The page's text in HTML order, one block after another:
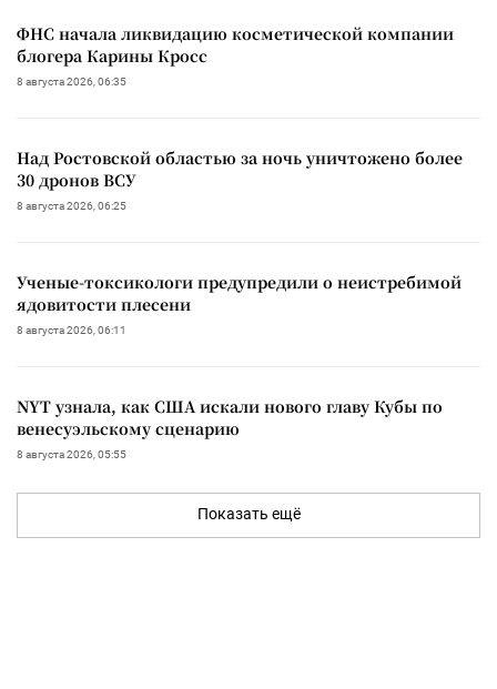
ФНС начала ликвидацию косметической компании
блогера Карины Кросс
8 августа 2026, 06:35
Над Ростовской областью за ночь уничтожено более
30 дронов ВСУ
8 августа 2026, 06:25
Ученые-токсикологи предупредили о неистребимой
ядовитости плесени
8 августа 2026, 06:11
NYT узнала, как США искали нового главу Кубы по
венесуэльскому сценарию
8 августа 2026, 05:55
Показать ещё